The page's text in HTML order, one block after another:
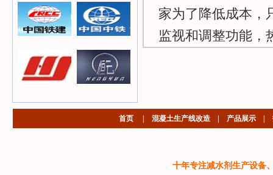
家为了降低成本，
监视和调整功能，
首页 混凝土生产线改造 产品展示
十年专注减水剂生产设备